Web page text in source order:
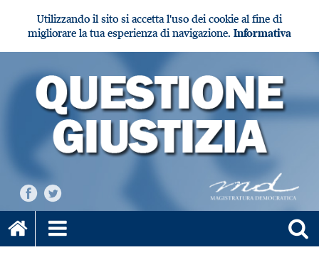
Utilizzando il sito si accetta l'uso dei cookie al fine di
migliorare la tua esperienza di navigazione. Informativa